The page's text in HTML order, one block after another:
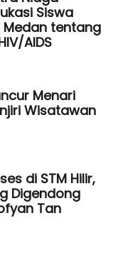
Siswa
Medan tentang
AIDS
Menari
Wisatawan
di STM Hilir,
Digendong
Tan